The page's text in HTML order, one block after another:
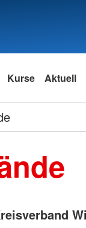
Kurse Aktuell